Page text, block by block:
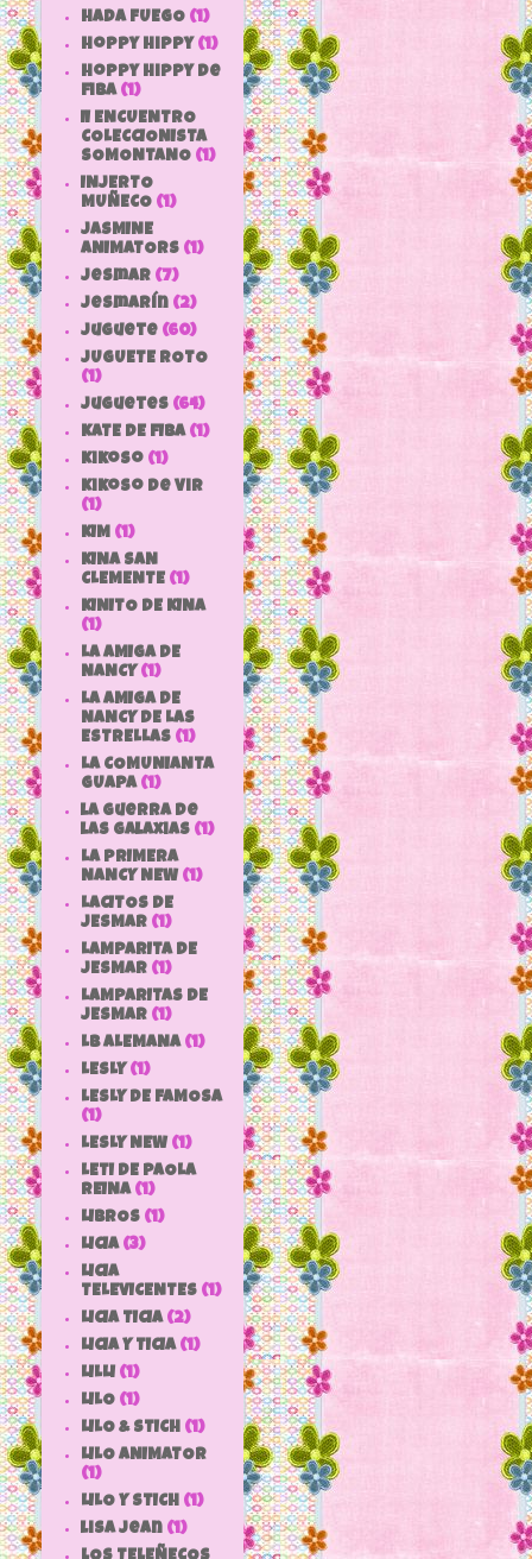
HADA FUEGO (1)
hoppy hippy (1)
hoppy hippy de
fiba (1)
II ENCUENTRO
COLECCIONISTA
SOMONTANO (1)
INJERTO
MUÑECO (1)
JASMINE
ANIMATORS (1)
jesmar (7)
jesmarín (2)
juguete (60)
JUGUETE ROTO
(1)
Juguetes (64)
KATE DE FIBA (1)
Kikoso (1)
Kikoso de Vir
(1)
KIM (1)
KINA SAN
CLEMENTE (1)
KINITO DE KINA
(1)
LA AMIGA DE
NANCY (1)
LA AMIGA DE
NANCY DE LAS
ESTRELLAS (1)
LA COMUNIANTA
GUAPA (1)
la guerra de
las galaxias (1)
LA PRIMERA
NANCY NEW (1)
LACITOS DE
JESMAR (1)
LAMPARITA DE
JESMAR (1)
LAMPARITAS DE
JESMAR (1)
LB ALEMANA (1)
LESLY (1)
LESLY DE FAMOSA
(1)
LESLY NEW (1)
LETI DE PAOLA
REINA (1)
LIBROS (1)
LICIA (3)
LICIA
TELEVICENTES (1)
LICIA TICIA (2)
LICIA Y TICIA (1)
LILLI (1)
LILO (1)
LILO & STICH (1)
LILO ANIMATOR
(1)
LILO Y STICH (1)
lisa jean (1)